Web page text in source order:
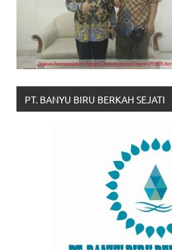
PT. BANYU BIRU BERKAH SEJATI